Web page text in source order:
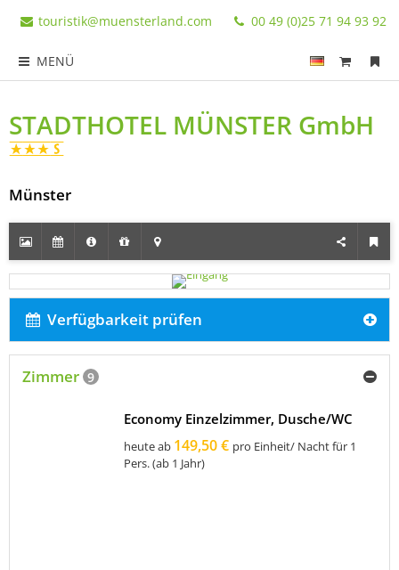
touristik@muensterland.com 00 49 (0)25 71 94 93 92
MENÜ
STADTHOTEL MÜNSTER GmbH
Münster
Verfügbarkeit prüfen
Zimmer 9
Economy Einzelzimmer, Dusche/WC
heute ab 149,50 € pro Einheit/ Nacht für 1
Pers. (ab 1 Jahr)